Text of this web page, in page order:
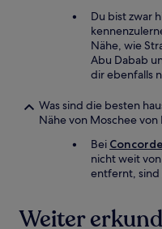
Du bist zwar
Nähe, wie
Abu Dabab
dir ebenfalls
Was sind die besten
Nähe von Moschee von
Bei
nicht weit
entfernt, sind
Weiter